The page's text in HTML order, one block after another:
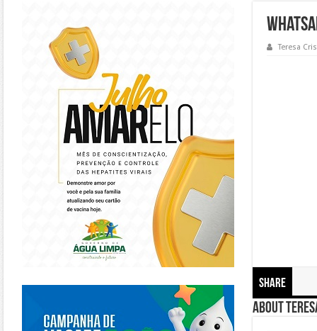
Teresa
Share
About
https://piracanjuba.go.gov.br/